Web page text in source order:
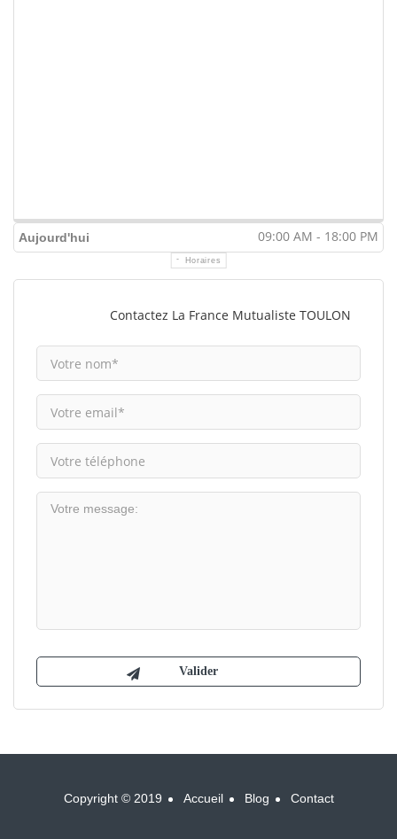
Aujourd'hui 09:00 AM - 18:00 PM
Horaires
Contactez La France Mutualiste TOULON
Copyright © 2019 Accueil Blog Contact